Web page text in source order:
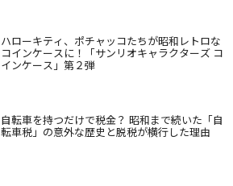
ハローキティ、ポチャッコたちが昭和レトロな
コインケースに！「サンリオキャラクターズ コ
インケース」第２弾
自転車を持つだけで税金？ 昭和まで続いた「自
転車税」の意外な歴史と脱税が横行した理由